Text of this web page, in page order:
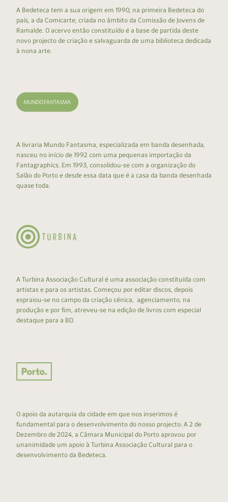
A Bedeteca tem a sua origem em 1990, na primeira Bedeteca do
país, a da Comicarte, criada no âmbito da Comissão de Jovens de
Ramalde. O acervo então constituído é a base de partida deste
novo projecto de criação e salvaguarda de uma biblioteca dedicada
à nona arte.
A livraria Mundo Fantasma, especializada em banda desenhada,
nasceu no início de 1992 com uma pequenas importação da
Fantagraphics. Em 1993, consolidou-se com a organização do
Salão do Porto e desde essa data que é a casa da banda desenhada
quase toda.
A Turbina Associação Cultural é uma associação constituída com
artistas e para os artistas. Começou por editar discos, depois
espraiou-se no campo da criação cénica, agenciamento, na
produção e por fim, atreveu-se na edição de livros com especial
destaque para a BD.
O apoio da autarquia da cidade em que nos inserimos é
fundamental para o desenvolvimento do nosso projecto: A 2 de
Dezembro de 2024, a Câmara Municipal do Porto aprovou por
unanimidade um apoio à Turbina Associação Cultural para o
desenvolvimento da Bedeteca.